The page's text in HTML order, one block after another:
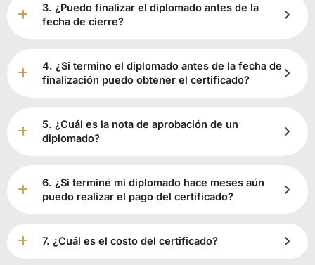
3. ¿Puedo finalizar el diplomado antes de la
fecha de cierre?
4. ¿Si termino el diplomado antes de la fecha de
finalización puedo obtener el certificado?
5. ¿Cuál es la nota de aprobación de un
diplomado?
6. ¿Si terminé mi diplomado hace meses aún
puedo realizar el pago del certificado?
7. ¿Cuál es el costo del certificado?